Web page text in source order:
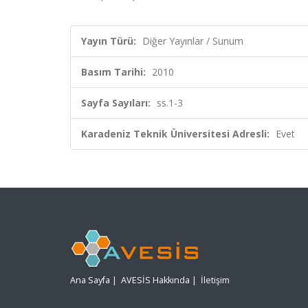
Yayın Türü: Diğer Yayınlar / Sunum
Basım Tarihi: 2010
Sayfa Sayıları: ss.1-3
Karadeniz Teknik Üniversitesi Adresli: Evet
Ana Sayfa | AVESİS Hakkında | İletişim